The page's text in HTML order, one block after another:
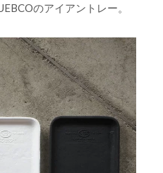
のアイアントレー。